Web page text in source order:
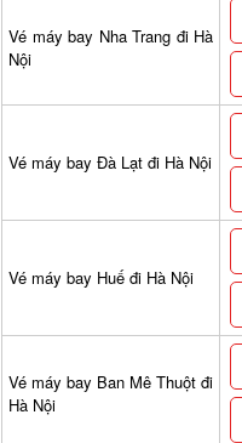
Vé máy bay Nha Trang đi Hà
Nội
Vé máy bay Đà Lạt đi Hà Nội
Vé máy bay Huế đi Hà Nội
Vé máy bay Ban Mê Thuột đi
Hà Nội